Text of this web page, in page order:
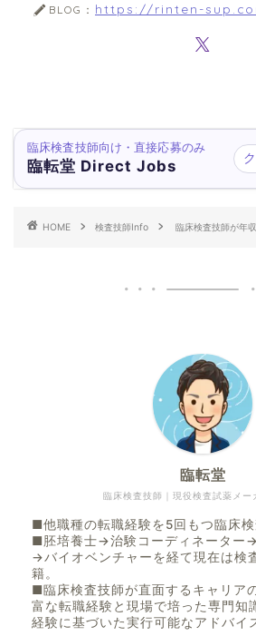
BLOG： https://rinten-
臨床検査技師向け・直接応募のみ
臨転堂 Direct Jobs
臨床検査技師向け・直接応募求人
臨転堂 Direct Jobs 公開
ハロワ・自院HP・団体求人など、
接応募」求人をひとまとめに。
HOME 検査技師Info 臨床検査技師が年
臨床検査技師｜現役検査試薬メー
臨転堂
■他職種の転職経験を5回もつ臨床検
■胚培養士→治験コーディネーター
→バイオベンチャーを経て現在は検
籍。
■臨床検査技師が直面するキャリア
富な転職経験と現場で培った専門知
経験に基づいた実行可能なアドバイ